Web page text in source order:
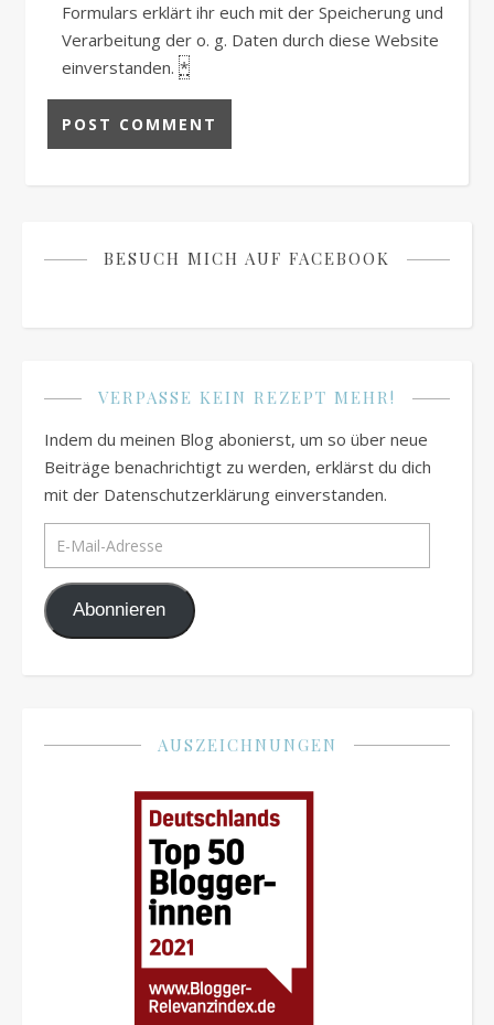
Formulars erklärt ihr euch mit der Speicherung und
Verarbeitung der o. g. Daten durch diese Website
einverstanden. *
BESUCH MICH AUF FACEBOOK
VERPASSE KEIN REZEPT MEHR!
Indem du meinen Blog abonierst, um so über neue
Beiträge benachrichtigt zu werden, erklärst du dich
mit der Datenschutzerklärung einverstanden.
E-Mail-Adresse
Abonnieren
AUSZEICHNUNGEN